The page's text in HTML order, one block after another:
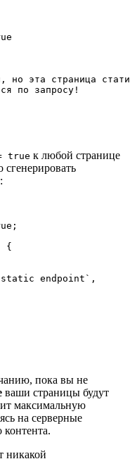
эта страница
по запросу!
true к любой странице
;
{
endpoint ` ,
пока вы не
ваши страницы будут
максимальную
на серверные
контента.
никакой